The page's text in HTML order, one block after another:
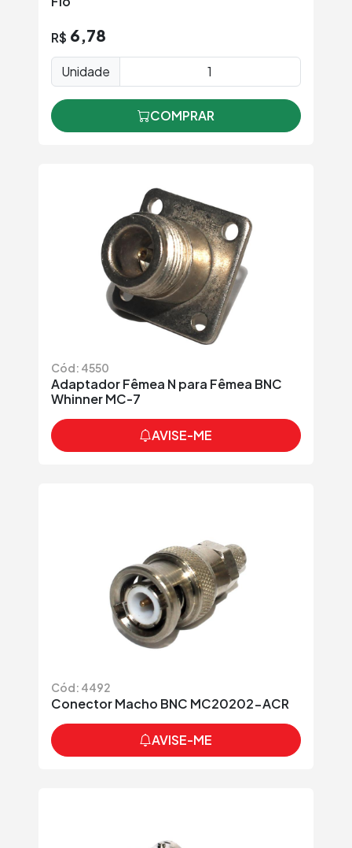
R$ 6,78
Unidade
COMPRAR
Cód: 4550
Adaptador Fêmea N para Fêmea BNC
Whinner MC-7
AVISE-ME
Cód: 4492
Conector Macho BNC MC20202-ACR
AVISE-ME